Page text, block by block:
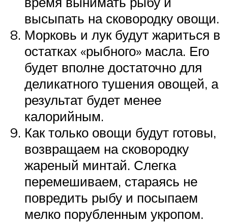
высыпать на сковородку овощи.
Морковь и лук будут жариться в
остатках «рыбного» масла. Его
будет вполне достаточно для
деликатного тушения овощей, а
результат будет менее
калорийным.
Как только овощи будут готовы,
возвращаем на сковородку
жареный минтай. Слегка
перемешиваем, стараясь не
повредить рыбу и посыпаем
мелко порубленным укропом.